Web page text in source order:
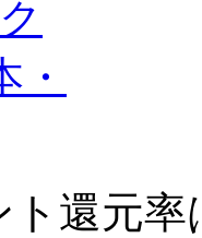
ト還元